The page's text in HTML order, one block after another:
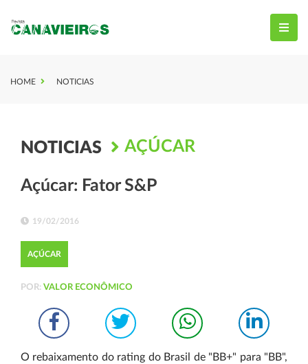
HOME NOTICIAS
NOTICIAS AÇÚCAR
Açúcar: Fator S&P
19/02/2016
AÇÚCAR
POR: VALOR ECONÔMICO
O rebaixamento do rating do Brasil de "BB+" para "BB",